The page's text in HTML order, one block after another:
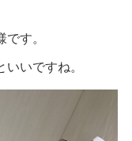
す。
いですね。